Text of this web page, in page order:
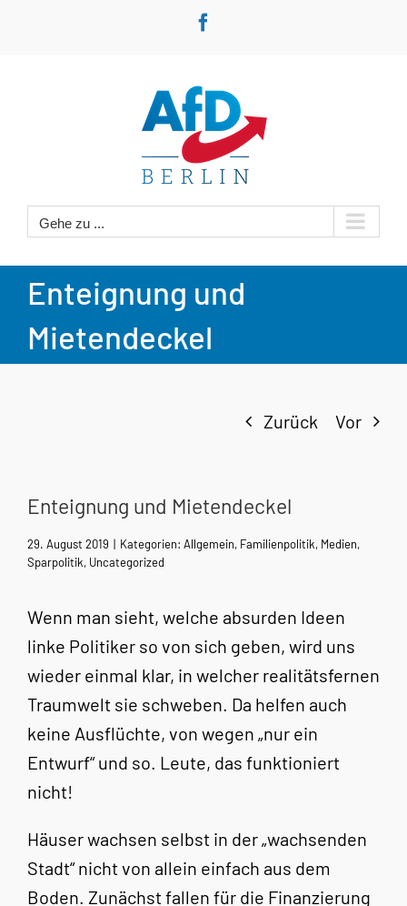
Gehe zu ...
Enteignung und
Mietendeckel
Zurück Vor
Enteignung und Mietendeckel
29. August 2019 | Kategorien: Allgemein, Familienpolitik, Medien,
Sparpolitik, Uncategorized
Wenn man sieht, welche absurden Ideen
linke Politiker so von sich geben, wird uns
wieder einmal klar, in welcher realitätsfernen
Traumwelt sie schweben. Da helfen auch
keine Ausflüchte, von wegen „nur ein
Entwurf“ und so. Leute, das funktioniert
nicht!
Häuser wachsen selbst in der „wachsenden
Stadt“ nicht von allein einfach aus dem
Boden. Zunächst fallen für die Finanzierung